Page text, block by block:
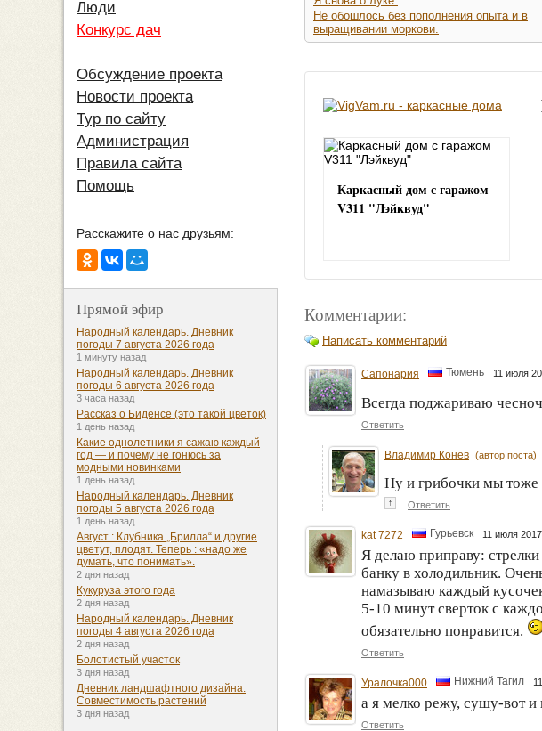
Не обошлось без пополнения опыта и в
выращивании моркови.
Каркасный дом с гаражом
V311 "Лэйквуд"
Комментарии:
Написать комментарий
Сапонария Тюмень 11 июля
Всегда поджариваю
Ответить
Владимир Конев (автор поста)
Ну и грибочки мы
↑ Ответить
kat 7272 Гурьевск 11 июля
Я делаю приправу:
банку в холодильник.
намазываю каждый
5-10 минут сверток с
обязательно понравится.
Ответить
Уралочка000 Нижний Тагил
а я мелко режу, сушу-вот
Ответить
Люди
Конкурс дач
Обсуждение проекта
Новости проекта
Тур по сайту
Администрация
Правила сайта
Помощь
Расскажите о нас друзьям:
Прямой эфир
Народный календарь. Дневник
погоды 7 августа 2026 года
1 минуту назад
Народный календарь. Дневник
погоды 6 августа 2026 года
3 часа назад
Рассказ о Биденсе (это такой цветок)
1 день назад
Какие однолетники я сажаю каждый
год — и почему не гонюсь за
модными новинками
1 день назад
Народный календарь. Дневник
погоды 5 августа 2026 года
1 день назад
Август : Клубника „Брилла“ и другие
цветут, плодят. Теперь : «надо же
думать, что понимать».
2 дня назад
Кукуруза этого года
2 дня назад
Народный календарь. Дневник
погоды 4 августа 2026 года
2 дня назад
Болотистый участок
3 дня назад
Дневник ландшафтного дизайна.
Совместимость растений
3 дня назад